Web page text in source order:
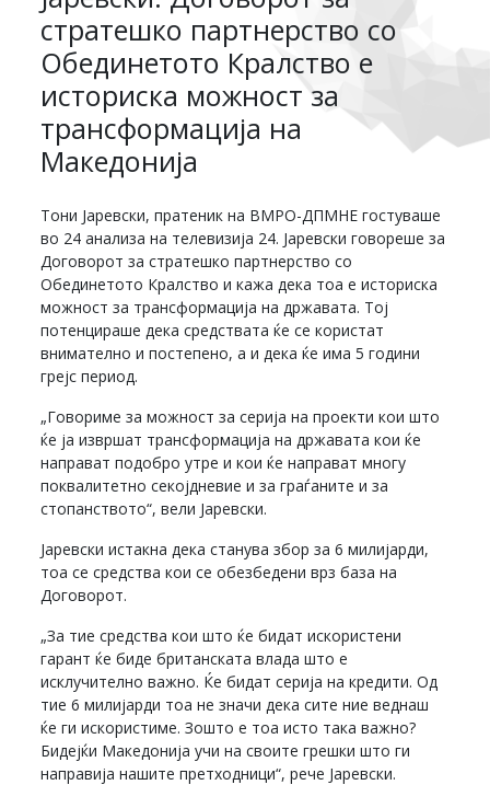
стратешко партнерство со
Обединетото Кралство е
историска можност за
трансформација на
Македонија
Тони Јаревски, пратеник на ВМРО-ДПМНЕ гостуваше
во 24 анализа на телевизија 24. Јаревски говореше за
Договорот за стратешко партнерство со
Обединетото Кралство и кажа дека тоа е историска
можност за трансформација на државата. Тој
потенцираше дека средствата ќе се користат
внимателно и постепено, а и дека ќе има 5 години
грејс период.
„Говориме за можност за серија на проекти кои што
ќе ја извршат трансформација на државата кои ќе
направат подобро утре и кои ќе направат многу
поквалитетно секојдневие и за граѓаните и за
стопанството“, вели Јаревски.
Јаревски истакна дека станува збор за 6 милијарди,
тоа се средства кои се обезбедени врз база на
Договорот.
„За тие средства кои што ќе бидат искористени
гарант ќе биде британската влада што е
исклучително важно. Ќе бидат серија на кредити. Од
тие 6 милијарди тоа не значи дека сите ние веднаш
ќе ги искористиме. Зошто е тоа исто така важно?
Бидејќи Македонија учи на своите грешки што ги
направија нашите претходници“, рече Јаревски.